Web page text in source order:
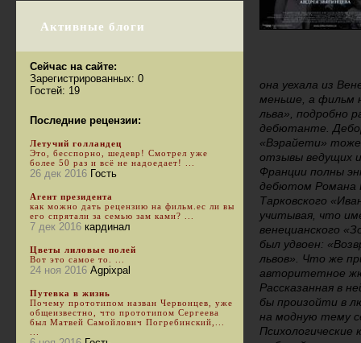
она уехала из
меньше, а фильм
льва», подробно
дебютанте.
«Вэрайети» тоже
отзывы ведущих
Франции полны
дебютом Романа
Тарковского
учитывая, что
венецианского
был удвоен:
львов». Что же
авторитетное
Рассказанная в
бы произойти в
на модную тему
Активные блоги
Сейчас на сайте:
Зарегистрированных: 0
Гостей: 19
Последние рецензии:
Летучий голландец
Это, бесспорно, шедевр! Смотрел уже
более 50 раз и всё не надоедает! ...
26 дек 2016 Гость
Агент президента
как можно дать рецензию на фильм.ес ли вы
его спрятали за семью зам ками? ...
7 дек 2016 кардинал
Цветы лиловые полей
Вот это самое то. ...
24 ноя 2016 Agpixpal
Путевка в жизнь
Почему прототипом назван Червонцев, уже
общеизвестно, что прототипом Сергеева
был Матвей Самойлович Погребинский,...